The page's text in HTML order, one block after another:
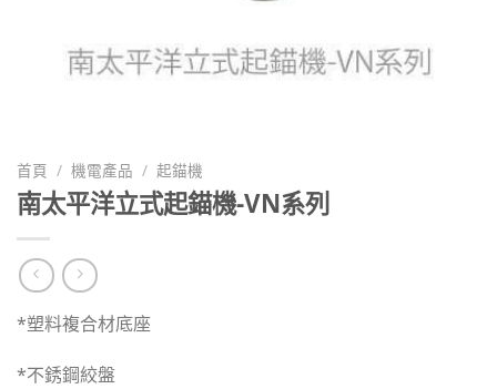
首頁 / 機電產品 / 起錨機
南太平洋立式起錨機-VN系列
*塑料複合材底座
*不銹鋼絞盤